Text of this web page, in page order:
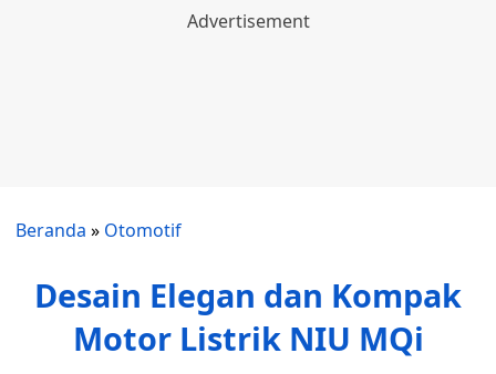
Beranda » Otomotif
Desain Elegan dan Kompak
Motor Listrik NIU MQi